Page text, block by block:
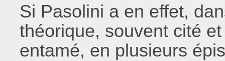
Si Pasolini a en effet,
théorique, souvent cité
entamé, en plusieurs